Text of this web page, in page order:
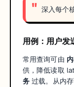
深入每个
用例：用户
常用查询可由
供，降低读取
务 过载。从内